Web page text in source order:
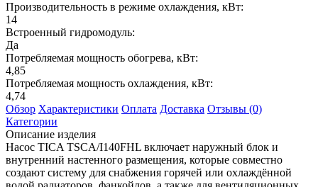
Производительность в режиме охлаждения, кВт:
14
Встроенный гидромодуль:
Да
Потребляемая мощность обогрева, кВт:
4,85
Потребляемая мощность охлаждения, кВт:
4,74
Обзор Характеристики Оплата Доставка Отзывы (0)
Категории
Описание изделия
Насос TICA TSCA/I140FHL включает наружный блок и
внутренний настенного размещения, которые совместно
создают систему для снабжения горячей или охлаждённой